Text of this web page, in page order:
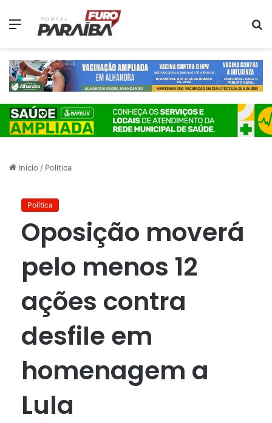
Menu
Início / Política
Política
Oposição moverá
pelo menos 12
ações contra
desfile em
homenagem a
Lula